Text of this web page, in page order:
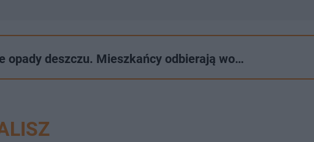
opady deszczu. Mieszkańcy odbierają wo…